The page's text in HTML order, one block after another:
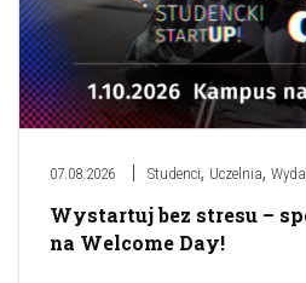
07.08.2026 Studenci, Uczelnia,
Wystartuj bez stresu –
na Welcome Day!